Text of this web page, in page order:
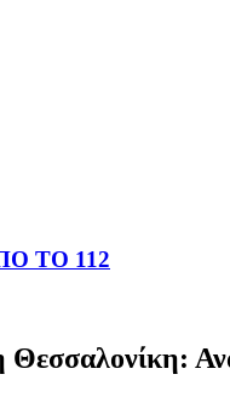
ΤΟ 112